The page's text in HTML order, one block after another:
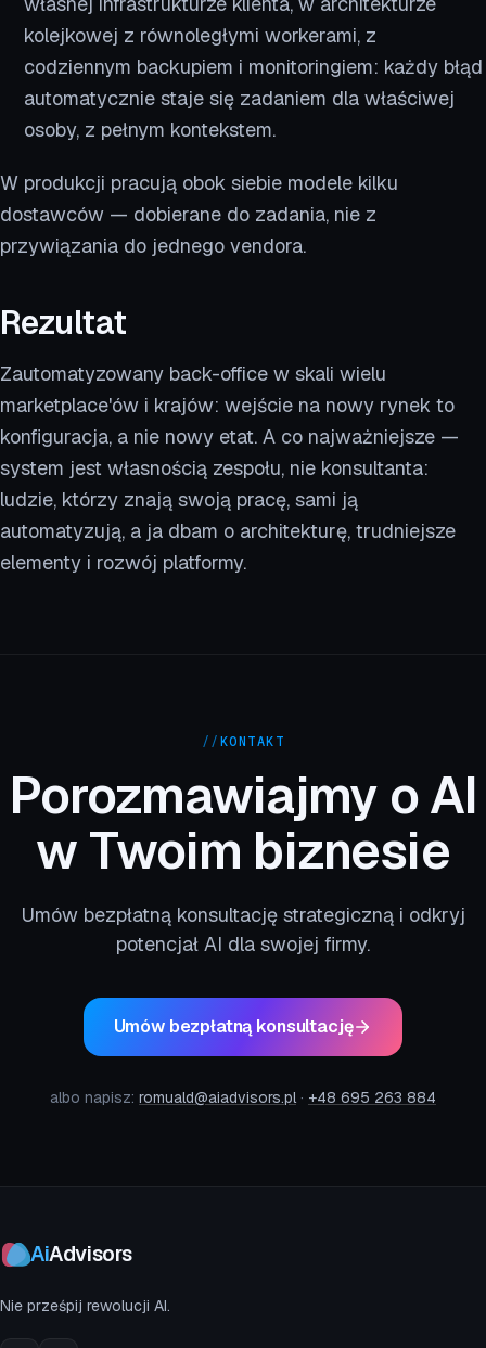
kolejkowej z równoległymi workerami, z
codziennym backupiem i monitoringiem: każdy błąd
automatycznie staje się zadaniem dla właściwej
osoby, z pełnym kontekstem.
W produkcji pracują obok siebie modele kilku
dostawców — dobierane do zadania, nie z
przywiązania do jednego vendora.
Rezultat
Zautomatyzowany back-office w skali wielu
marketplace'ów i krajów: wejście na nowy rynek to
konfiguracja, a nie nowy etat. A co najważniejsze —
system jest własnością zespołu, nie konsultanta:
ludzie, którzy znają swoją pracę, sami ją
automatyzują, a ja dbam o architekturę, trudniejsze
elementy i rozwój platformy.
//KONTAKT
Porozmawiajmy o AI
w Twoim biznesie
Umów bezpłatną konsultację strategiczną i odkryj
potencjał AI dla swojej firmy.
Umów bezpłatną konsultację
albo napisz: romuald@aiadvisors.pl · +48 695 263 884
AiAdvisors
Nie prześpij rewolucji AI.